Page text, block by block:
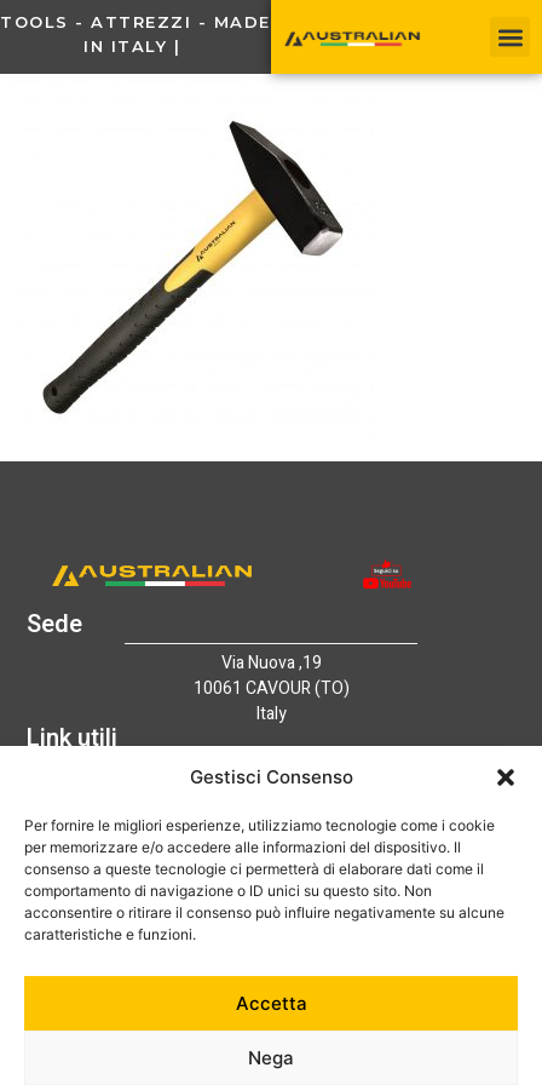
Gestisci Consenso
Per fornire le migliori esperienze, utilizziamo tecnologie come i cookie
per memorizzare e/o accedere alle informazioni del dispositivo. Il
consenso a queste tecnologie ci permetterà di elaborare dati come il
comportamento di navigazione o ID unici su questo sito. Non
acconsentire o ritirare il consenso può influire negativamente su alcune
caratteristiche e funzioni.
Accetta
Nega
TOOLS - ATTREZZI - MADE
IN ITALY |
Sede
Via Nuova ,19
10061 CAVOUR (TO)
Italy
Link utili
Home
Catalogo
Tecnologia
News
Contatti
Hai bisogno di aiuto?
+39 0121 600752
info@australian-srl.com